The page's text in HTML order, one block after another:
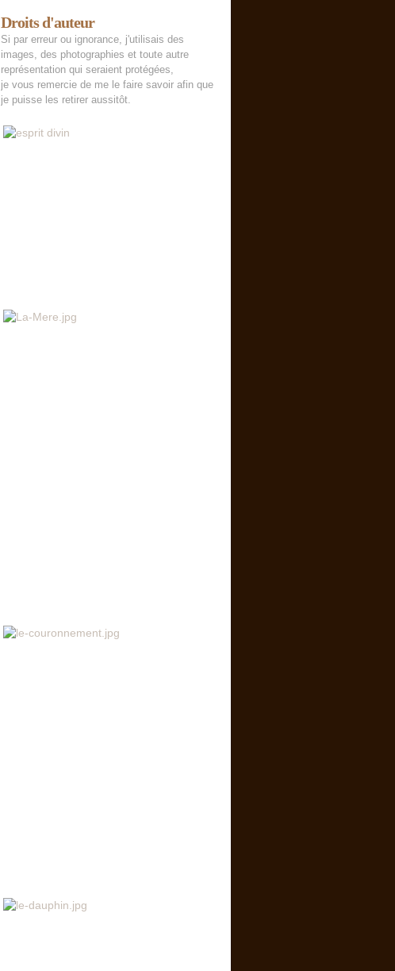
Droits d'auteur
Si par erreur ou ignorance, j'utilisais des
images, des photographies et toute autre
représentation qui seraient protégées,
je vous remercie de me le faire savoir afin que
je puisse les retirer aussitôt.